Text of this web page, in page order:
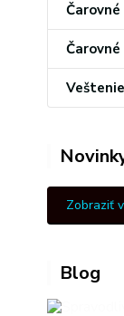
Zobraziť
Blog